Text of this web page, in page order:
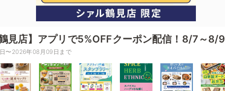
鶴見店】アプリで5%OFFクーポン配信！8/7～8/9
〜2026年08月09日まで